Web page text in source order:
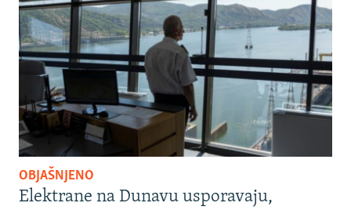
OBJAŠNJENO
Elektrane na Dunavu usporavaju,